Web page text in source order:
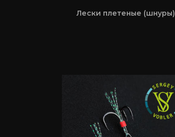
Лески плетеные (шнуры)